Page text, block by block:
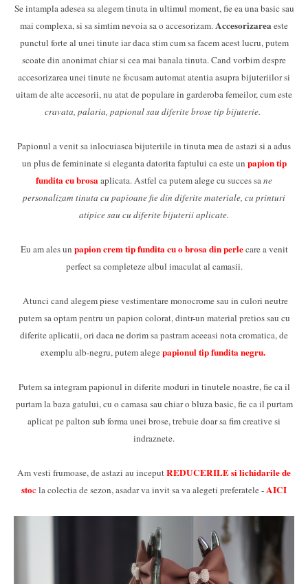
Se intampla adesea sa alegem tinuta in ultimul moment, fie ea una basic sau
mai complexa, si sa simtim nevoia sa o accesorizam.Accesorizareaeste
punctul forte al unei tinute iar daca stim cum sa facem acest lucru, putem
scoate din anonimat chiar si cea mai banala tinuta. Cand vorbim despre
accesorizarea unei tinute ne focusam automat atentia asupra bijuteriilor si
uitam de alte accesorii, nu atat de populare in garderoba femeilor, cum este
cravata, palaria, papionul sau diferite brose tip bijuterie.
Papionul a venit sa inlocuiasca bijuteriile in tinuta mea de astazi si a adus
un plus de femininate si eleganta datorita faptului ca este un papion tip
fundita cu brosaaplicata. Astfel ca putem alege cu succes sane
personalizam tinuta cu papioane fie din diferite materiale, cu printuri
atipice sau cu diferite bijuterii aplicate.
Eu am ales un papion crem tip fundita cu o brosa din perlecare a venit
perfect sa completeze albul imaculat al camasii.
Atunci cand alegem piese vestimentare monocrome sau in culori neutre
putem sa optam pentru un papion colorat, dintr-un material pretios sau cu
diferite aplicatii, ori daca ne dorim sa pastram aceeasi nota cromatica, de
exemplu alb-negru, putem alegepapionul tip fundita negru.
Putem sa integram papionul in diferite moduri in tinutele noastre, fie ca il
purtam la baza gatului, cu o camasa sau chiar o bluza basic, fie ca il purtam
aplicat pe palton sub forma unei brose, trebuie doar sa fim creative si
indraznete.
Am vesti frumoase, de astazi au inceputREDUCERILE si lichidarile de
stocla colectia de sezon, asadar va invit sa va alegeti preferatele -AICI